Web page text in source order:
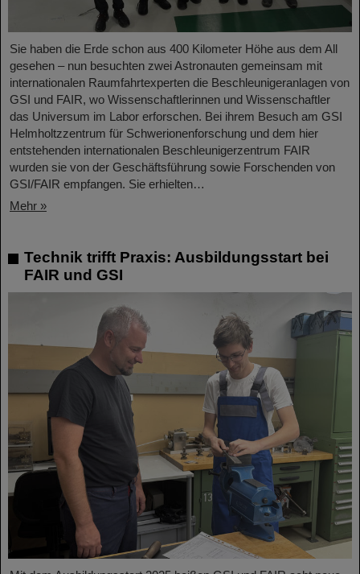
Sie haben die Erde schon aus 400 Kilometer Höhe aus dem All
gesehen – nun besuchten zwei Astronauten gemeinsam mit
internationalen Raumfahrtexperten die Beschleunigeranlagen von
GSI und FAIR, wo Wissenschaftlerinnen und Wissenschaftler
das Universum im Labor erforschen. Bei ihrem Besuch am GSI
Helmholtzzentrum für Schwerionenforschung und dem hier
entstehenden internationalen Beschleunigerzentrum FAIR
wurden sie von der Geschäftsführung sowie Forschenden von
GSI/FAIR empfangen. Sie erhielten…
Mehr »
Technik trifft Praxis: Ausbildungsstart bei
FAIR und GSI